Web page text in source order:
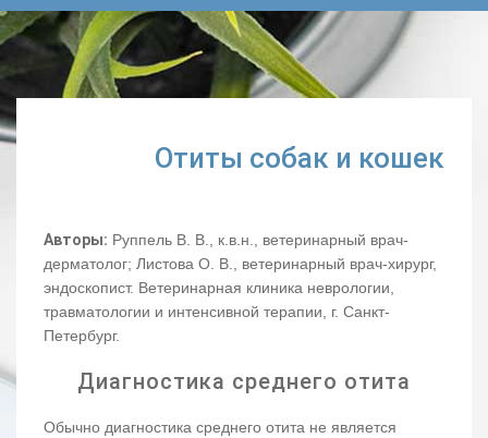
Отиты собак и кошек
Авторы: Руппель В. В., к.в.н., ветеринарный врач-
дерматолог; Листова О. В., ветеринарный врач-хирург,
эндоскопист. Ветеринарная клиника неврологии,
травматологии и интенсивной терапии, г. Санкт-
Петербург.
Диагностика среднего отита
Обычно диагностика среднего отита не является